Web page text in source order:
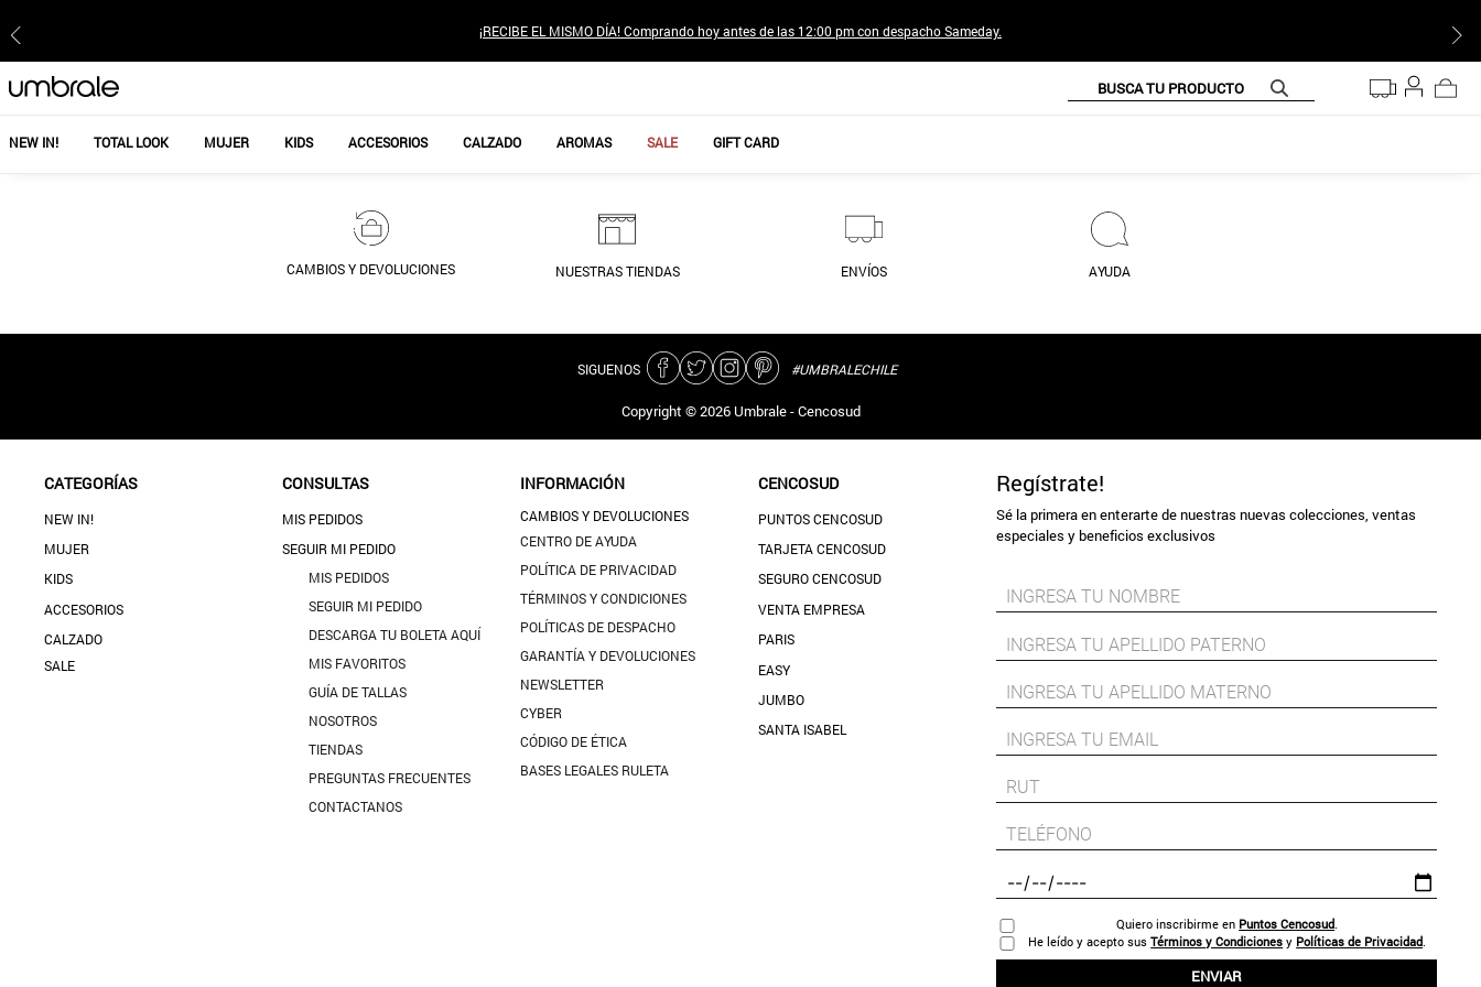
¡RECIBE EL MISMO DÍA! Comprando hoy antes de las 12:00 pm con despacho Sameday.
BUSCA TU PRODUCTO
NEW IN! TOTAL LOOK MUJER KIDS ACCESORIOS CALZADO AROMAS SALE GIFT CARD
CAMBIOS Y DEVOLUCIONES NUESTRAS TIENDAS ENVÍOS AYUDA
SIGUENOS #UMBRALECHILE
Copyright © 2026 Umbrale - Cencosud
CATEGORÍAS
NEW IN!
MUJER
KIDS
ACCESORIOS
CALZADO
SALE
CONSULTAS
MIS PEDIDOS
SEGUIR MI PEDIDO
MIS PEDIDOS
SEGUIR MI PEDIDO
DESCARGA TU BOLETA AQUÍ
MIS FAVORITOS
GUÍA DE TALLAS
NOSOTROS
TIENDAS
PREGUNTAS FRECUENTES
CONTACTANOS
INFORMACIÓN
CAMBIOS Y DEVOLUCIONES
CENTRO DE AYUDA
POLÍTICA DE PRIVACIDAD
TÉRMINOS Y CONDICIONES
POLÍTICAS DE DESPACHO
GARANTÍA Y DEVOLUCIONES
NEWSLETTER
CYBER
CÓDIGO DE ÉTICA
BASES LEGALES RULETA
CENCOSUD
PUNTOS CENCOSUD
TARJETA CENCOSUD
SEGURO CENCOSUD
VENTA EMPRESA
PARIS
EASY
JUMBO
SANTA ISABEL
Regístrate!
Sé la primera en enterarte de nuestras nuevas colecciones, ventas
especiales y beneficios exclusivos
Quiero inscribirme en Puntos Cencosud
He leído y acepto sus Términos y Condiciones y Políticas de Privacidad
ENVIAR
.
4.
gamulan
botin
cafe